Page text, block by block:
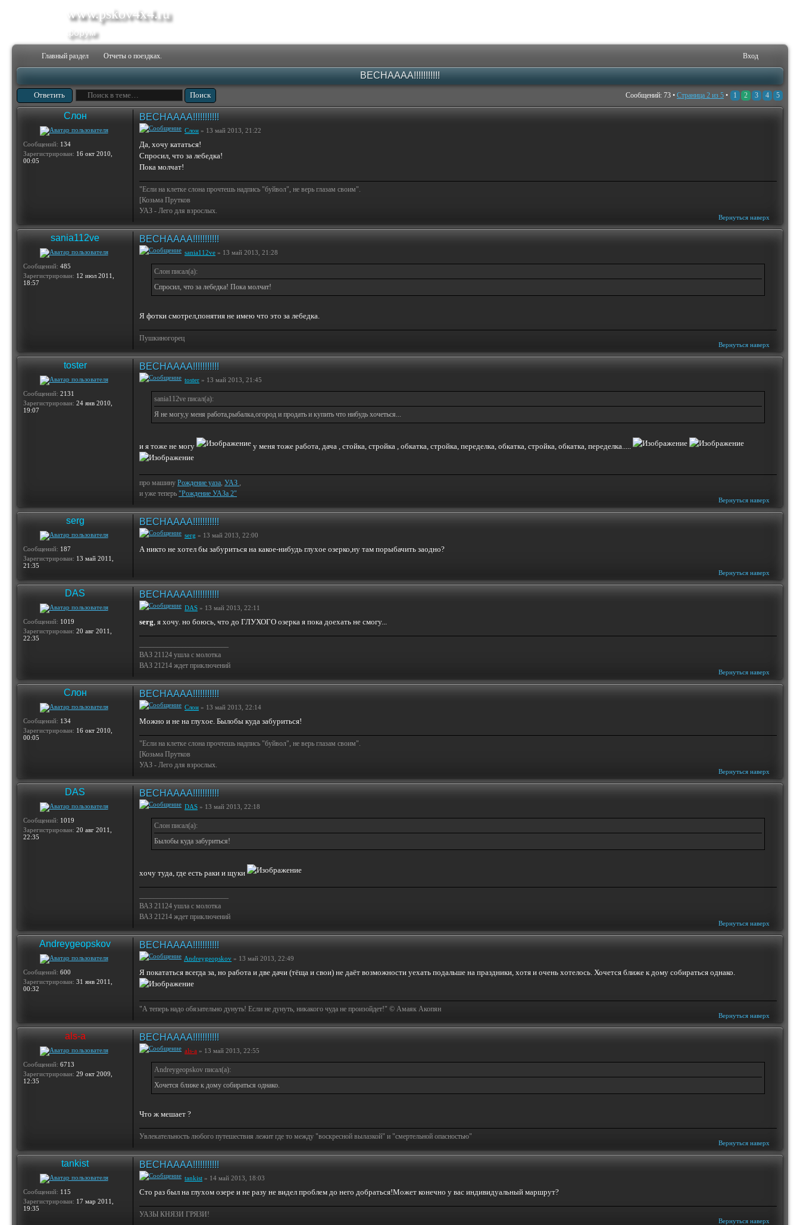
www.pskov4x4.ru
форум
Главный раздел Отчеты о поездках. Вход
ВЕСНАААА!!!!!!!!!!!
Ответить Сообщений: 73 • Страница 2 из 5 • 1 2 3 4 5
Слон
Сообщений: 134
Зарегистрирован: 16 окт 2010,
00:05
ВЕСНАААА!!!!!!!!!!!
Слон » 13 май 2013, 21:22
Да, хочу кататься!
Спросил, что за лебедка!
Пока молчат!
"Если на клетке слона прочтешь надпись "буйвол", не верь глазам своим".
[Козьма Прутков
УАЗ - Лего для взрослых.
Вернуться наверх
sania112ve
Сообщений: 485
Зарегистрирован: 12 июл 2011,
18:57
ВЕСНАААА!!!!!!!!!!!
sania112ve » 13 май 2013, 21:28
Слон писал(а):
Спросил, что за лебедка! Пока молчат!
Я фотки смотрел,понятия не имею что это за лебедка.
Пушкиногорец
Вернуться наверх
toster
Сообщений: 2131
Зарегистрирован: 24 янв 2010,
19:07
ВЕСНАААА!!!!!!!!!!!
toster » 13 май 2013, 21:45
sania112ve писал(а):
Я не могу,у меня работа,рыбалка,огород и продать и купить что нибудь хочеться...
и я тоже не могу у меня тоже работа, дача , стойка, стройка , обкатка, стройка, переделка, обкатка, стройка, обкатка, переделка.....
про машину Рождение уаза, УАЗ ,
и уже теперь "Рождение УАЗа 2"
Вернуться наверх
serg
Сообщений: 187
Зарегистрирован: 13 май 2011,
21:35
ВЕСНАААА!!!!!!!!!!!
serg » 13 май 2013, 22:00
А никто не хотел бы забуриться на какое-нибудь глухое озерко,ну там порыбачить заодно?
Вернуться наверх
DAS
Сообщений: 1019
Зарегистрирован: 20 авг 2011,
22:35
ВЕСНАААА!!!!!!!!!!!
DAS » 13 май 2013, 22:11
serg, я хочу. но боюсь, что до ГЛУХОГО озерка я пока доехать не смогу...
ВАЗ 21124 ушла с молотка
ВАЗ 21214 ждет приключений
Вернуться наверх
Слон
Сообщений: 134
Зарегистрирован: 16 окт 2010,
00:05
ВЕСНАААА!!!!!!!!!!!
Слон » 13 май 2013, 22:14
Можно и не на глухое. Былобы куда забуриться!
"Если на клетке слона прочтешь надпись "буйвол", не верь глазам своим".
[Козьма Прутков
УАЗ - Лего для взрослых.
Вернуться наверх
DAS
Сообщений: 1019
Зарегистрирован: 20 авг 2011,
22:35
ВЕСНАААА!!!!!!!!!!!
DAS » 13 май 2013, 22:18
Слон писал(а):
Былобы куда забуриться!
хочу туда, где есть раки и щуки
ВАЗ 21124 ушла с молотка
ВАЗ 21214 ждет приключений
Вернуться наверх
Andreygeopskov
Сообщений: 600
Зарегистрирован: 31 янв 2011,
00:32
ВЕСНАААА!!!!!!!!!!!
Andreygeopskov » 13 май 2013, 22:49
Я покататься всегда за, но работа и две дачи (тёща и свои) не даёт возможности уехать подальше на праздники, хотя и очень хотелось. Хочется ближе к дому собираться однако.
"А теперь надо обязательно дунуть! Если не дунуть, никакого чуда не произойдет!" © Амаяк Акопян
Вернуться наверх
als-a
Сообщений: 6713
Зарегистрирован: 29 окт 2009,
12:35
ВЕСНАААА!!!!!!!!!!!
als-a » 13 май 2013, 22:55
Andreygeopskov писал(а):
Хочется ближе к дому собираться однако.
Что ж мешает ?
Увлекательность любого путешествия лежит где то между "воскресной вылазкой" и "смертельной опасностью"
Вернуться наверх
tankist
Сообщений: 115
Зарегистрирован: 17 мар 2011,
19:35
ВЕСНАААА!!!!!!!!!!!
tankist » 14 май 2013, 18:03
Сто раз был на глухом озере и не разу не видел проблем до него добраться!Может конечно у вас индивидуальный маршрут?
УАЗЫ КНЯЗИ ГРЯЗИ!
Вернуться наверх